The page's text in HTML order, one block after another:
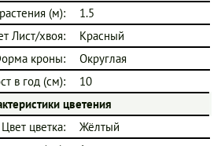
(м):
1.5
Лист/хвоя:
Красный
кроны:
Округлая
в год (см):
10
цветения
Цвет цветка:
Жёлтый